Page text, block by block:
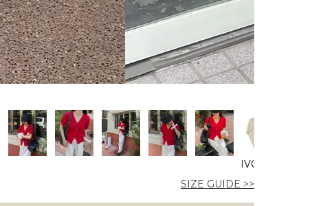
IVORY
SIZE GUIDE >>